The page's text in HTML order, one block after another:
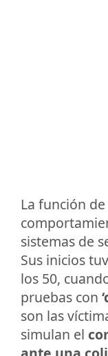
La función
sistemas de
Sus inicios
los 50,
pruebas con
son las
simulan el